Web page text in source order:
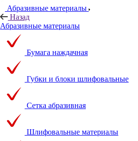
Абразивные материалы
Назад
Абразивные материалы
Бумага наждачная
Губки и блоки шлифовальные
Сетка абразивная
Шлифовальные материалы